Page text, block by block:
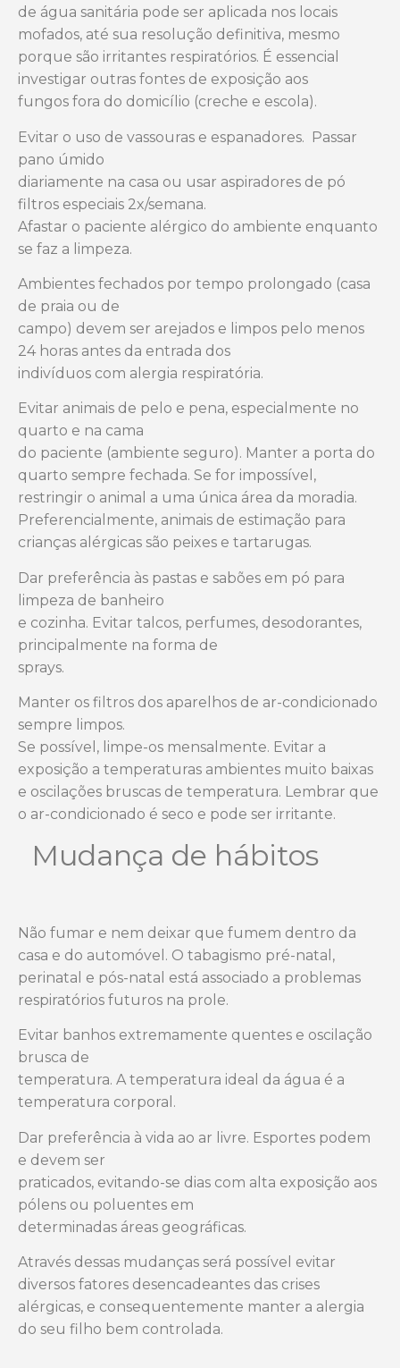
de água sanitária pode ser aplicada nos locais
mofados, até sua resolução definitiva, mesmo
porque são irritantes respiratórios. É essencial
investigar outras fontes de exposição aos
fungos fora do domicílio (creche e escola).
Evitar o uso de vassouras e espanadores. Passar
pano úmido
diariamente na casa ou usar aspiradores de pó
filtros especiais 2x/semana.
Afastar o paciente alérgico do ambiente enquanto
se faz a limpeza.
Ambientes fechados por tempo prolongado (casa
de praia ou de
campo) devem ser arejados e limpos pelo menos
24 horas antes da entrada dos
indivíduos com alergia respiratória.
Evitar animais de pelo e pena, especialmente no
quarto e na cama
do paciente (ambiente seguro). Manter a porta do
quarto sempre fechada. Se for impossível,
restringir o animal a uma única área da moradia.
Preferencialmente, animais de estimação para
crianças alérgicas são peixes e tartarugas.
Dar preferência às pastas e sabões em pó para
limpeza de banheiro
e cozinha. Evitar talcos, perfumes, desodorantes,
principalmente na forma de
sprays.
Manter os filtros dos aparelhos de ar-condicionado
sempre limpos.
Se possível, limpe-os mensalmente. Evitar a
exposição a temperaturas ambientes muito baixas
e oscilações bruscas de temperatura. Lembrar que
o ar-condicionado é seco e pode ser irritante.
Mudança de hábitos
Não fumar e nem deixar que fumem dentro da
casa e do automóvel. O tabagismo pré-natal,
perinatal e pós-natal está associado a problemas
respiratórios futuros na prole.
Evitar banhos extremamente quentes e oscilação
brusca de
temperatura. A temperatura ideal da água é a
temperatura corporal.
Dar preferência à vida ao ar livre. Esportes podem
e devem ser
praticados, evitando-se dias com alta exposição aos
pólens ou poluentes em
determinadas áreas geográficas.
Através dessas mudanças será possível evitar
diversos fatores desencadeantes das crises
alérgicas, e consequentemente manter a alergia
do seu filho bem controlada.